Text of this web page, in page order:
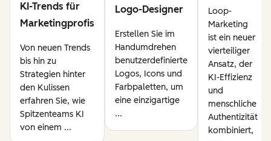
KI-Trends für
Marketingprofis
Von neuen Trends
bis hin zu
Strategien hinter
den Kulissen
erfahren Sie, wie
Spitzenteams KI
von einem ...
Logo-Designer
Erstellen Sie im
Handumdrehen
benutzerdefinierte
Logos, Icons und
Farbpaletten, um
eine einzigartige
...
Loop-
Marketing
ist ein neuer
vierteiliger
Ansatz, der
KI-Effizienz
und
menschliche
Authentizität
kombiniert,